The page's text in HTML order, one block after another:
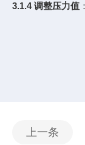
3.1.4 调整压力值
上一条